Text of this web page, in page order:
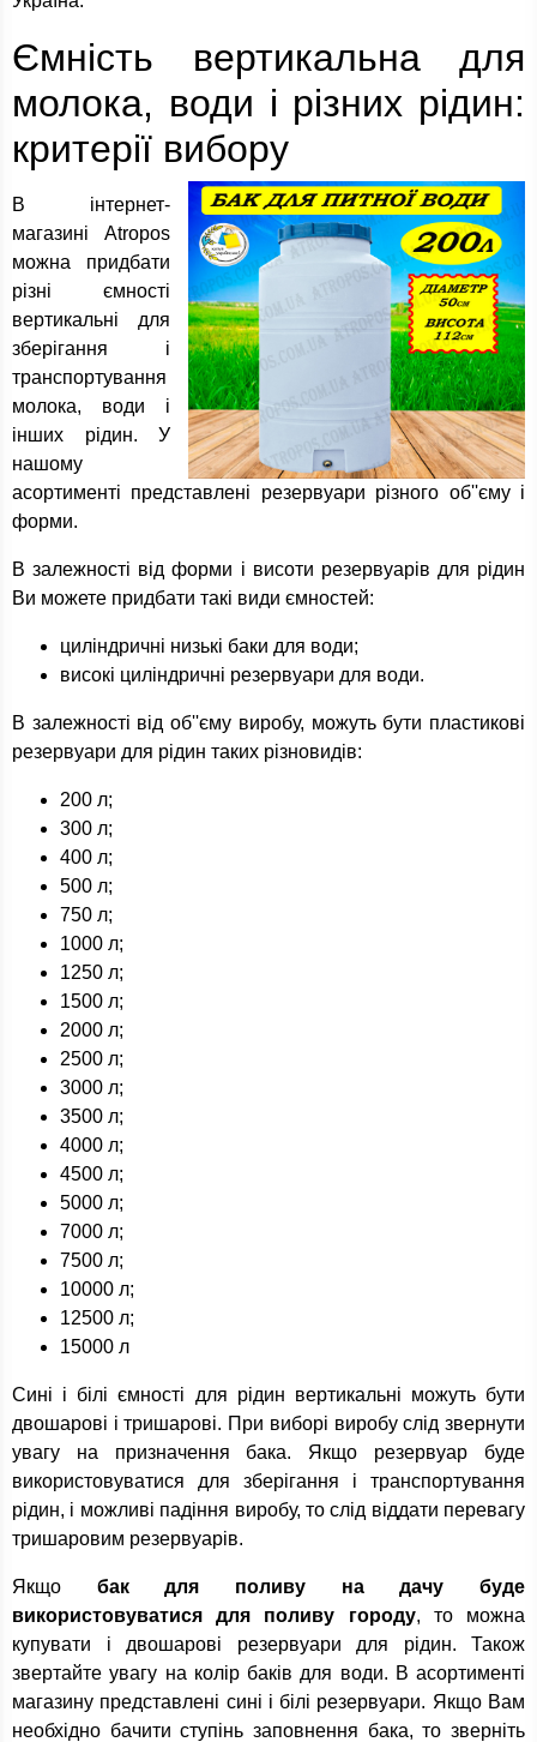
Ємність вертикальна для
молока, води і різних рідин:
критерії вибору
В інтернет-
магазині Atropos
можна придбати
різні ємності
вертикальні для
зберігання і
транспортування
молока, води і
інших рідин. У
нашому
асортименті представлені резервуари різного об''єму і
форми.
В залежності від форми і висоти резервуарів для рідин
Ви можете придбати такі види ємностей:
циліндричні низькі баки для води;
високі циліндричні резервуари для води.
В залежності від об''єму виробу, можуть бути пластикові
резервуари для рідин таких різновидів:
200 л;
300 л;
400 л;
500 л;
750 л;
1000 л;
1250 л;
1500 л;
2000 л;
2500 л;
3000 л;
3500 л;
4000 л;
4500 л;
5000 л;
7000 л;
7500 л;
10000 л;
12500 л;
15000 л
Сині і білі ємності для рідин вертикальні можуть бути
двошарові і тришарові. При виборі виробу слід звернути
увагу на призначення бака. Якщо резервуар буде
використовуватися для зберігання і транспортування
рідин, і можливі падіння виробу, то слід віддати перевагу
тришаровим резервуарів.
Якщо бак для поливу на дачу буде
використовуватися для поливу городу, то можна
купувати і двошарові резервуари для рідин. Також
звертайте увагу на колір баків для води. В асортименті
магазину представлені сині і білі резервуари. Якщо Вам
необхідно бачити ступінь заповнення бака, то зверніть